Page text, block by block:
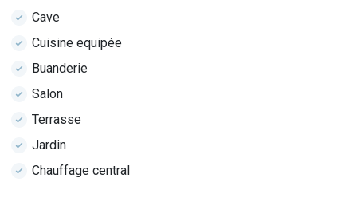
Cave
Cuisine equipée
Buanderie
Salon
Terrasse
Jardin
Chauffage central